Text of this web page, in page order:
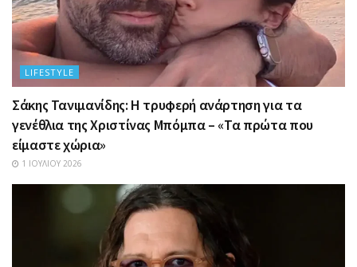
LIFESTYLE
Σάκης Τανιμανίδης: Η τρυφερή ανάρτηση για τα
γενέθλια της Χριστίνας Μπόμπα – «Τα πρώτα που
είμαστε χώρια»
1 ΙΟΥΛΊΟΥ 2026